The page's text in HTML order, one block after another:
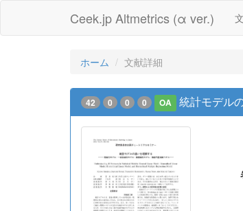
Ceek.jp Altmetrics (α ver.)
ホーム 文献詳細
42 0 0 0 OA 統計モデル